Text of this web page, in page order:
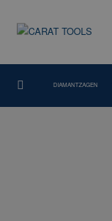
DIAMANTZAGEN